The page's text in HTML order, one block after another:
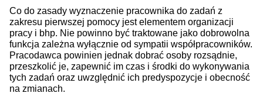
Co do zasady wyznaczenie pracownika do zadań z
zakresu pierwszej pomocy jest elementem organizacji
pracy i bhp. Nie powinno być traktowane jako dobrowolna
funkcja zależna wyłącznie od sympatii współpracowników.
Pracodawca powinien jednak dobrać osoby rozsądnie,
przeszkolić je, zapewnić im czas i środki do wykonywania
tych zadań oraz uwzględnić ich predyspozycje i obecność
na zmianach.